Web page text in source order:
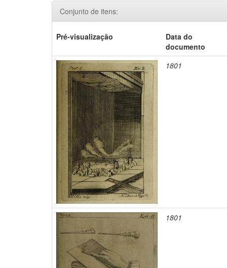
Conjunto de itens:
Pré-visualização
Data do
documento
1801
1801